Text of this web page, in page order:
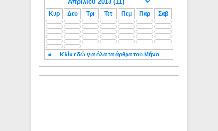
Κυρ Δευ Τρι Τετ Πεμ Παρ Σαβ
◄ Κλίκ εδώ για όλα τα άρθρα του Μήνα